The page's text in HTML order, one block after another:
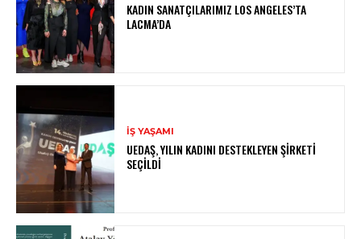
KADIN SANATÇILARIMIZ LOS ANGELES’TA
LACMA’DA
İŞ YAŞAMI
UEDAŞ, YILIN KADINI DESTEKLEYEN ŞIRKETI
SEÇILDI